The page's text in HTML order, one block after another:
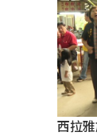
西拉